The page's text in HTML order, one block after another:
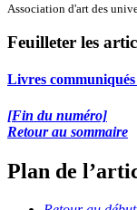
Association d'art des
Feuilleter les
Livres
[Fin du numéro]
Retour au sommaire
Plan de